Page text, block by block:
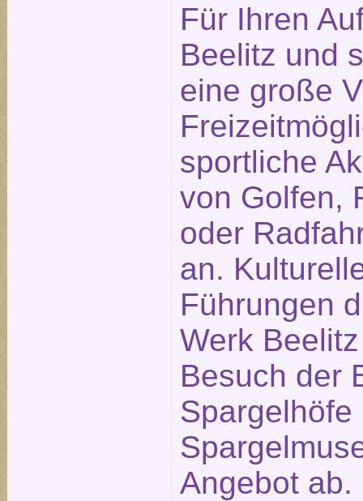
Für Ihren
Beelitz und
eine große
sportliche
von Golfen,
oder
an.
Führungen
Werk
Besuch der
Spargelhöfe
Angebot ab.